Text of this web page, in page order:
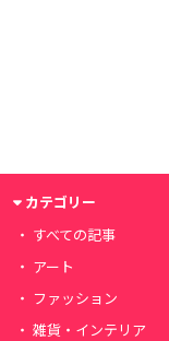
カテゴリー
すべての記事
アート
ファッション
雑貨・インテリア